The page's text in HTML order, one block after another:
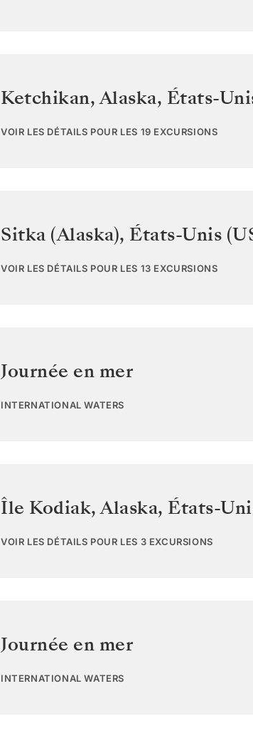
Ketchikan, Alaska, États-
VOIR LES DÉTAILS POUR LES 19 EXCURSIONS
Sitka (Alaska), États-Unis
VOIR LES DÉTAILS POUR LES 13 EXCURSIONS
Journée en mer
INTERNATIONAL WATERS
Île Kodiak, Alaska, États-
VOIR LES DÉTAILS POUR LES 3 EXCURSIONS
Journée en mer
INTERNATIONAL WATERS